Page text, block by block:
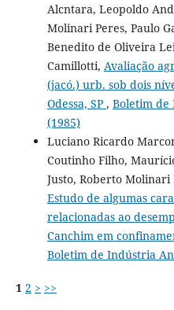
Alcntara, Leopoldo
Molinari Peres, Paulo
Benedito de Oliveira
Camillotti, Avaliação
(jacó.) urb. sob dois
Odessa, SP , Boletim de
(1985)
Luciano Ricardo
Coutinho Filho,
Justo, Roberto Molinari
Estudo de algumas
relacionadas ao
Canchim em
Boletim de Indústria
1 2 > >>